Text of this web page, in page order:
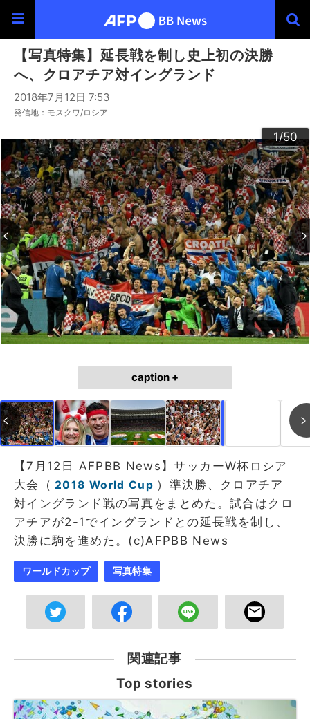
【写真特集】延長戦を制し史上初の決勝
へ、クロアチア対イングランド
2018年7月12日 7:53
発信地：モスクワ/ロシア
1/50
2/50
3/50
4/50
5/50
6/50
7/50
8/50
9/50
10/50
11/50
12/50
13/50
14/50
15/50
16/50
17/50
18/50
19/50
20/50
21/50
22/50
23/50
24/50
25/50
26/50
27/50
28/50
29/50
30/50
31/50
32/50
33/50
34/50
35/50
36/50
37/50
38/50
39/50
40/50
41/50
42/50
43/50
44/50
45/50
46/50
47/50
48/50
49/50
50/50
caption +
成中 画像作成中
【7月12日 AFPBB News】サッカーW杯ロシア
大会（ 2018 World Cup ）準決勝、クロアチア
対イングランド戦の写真をまとめた。試合はクロ
アチアが2-1でイングランドとの延長戦を制し、
決勝に駒を進めた。(c)AFPBB News
ワールドカップ 写真特集
関連記事
Top stories